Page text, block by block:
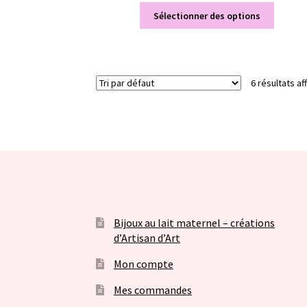
Sélectionner des options
6 résultats
Bijoux au lait maternel – créations
d’Artisan d’Art
Mon compte
Mes commandes